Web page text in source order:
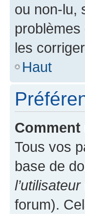
ou non-lu,
les
Haut
Tous vos
base de
l’utilisateur
forum).